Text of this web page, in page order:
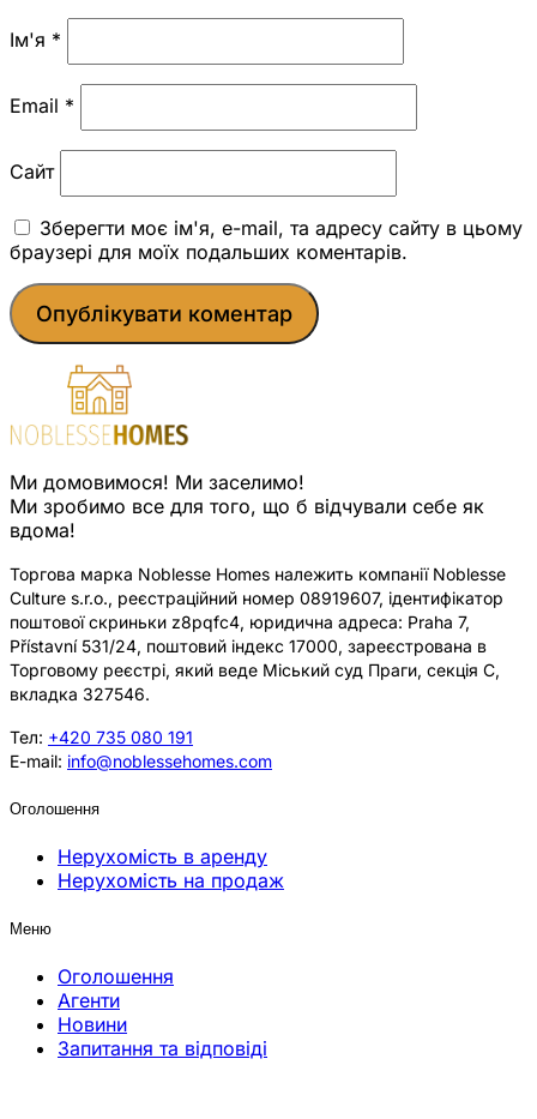
Ім'я *
Email *
Сайт
Зберегти моє ім'я, e-mail, та адресу сайту в цьому
браузері для моїх подальших коментарів.
Ми домовимося! Ми заселимо!
Ми зробимо все для того, що б відчували себе як
вдома!
Торгова марка Noblesse Homes належить компанії Noblesse
Culture s.r.o., реєстраційний номер 08919607, ідентифікатор
поштової скриньки z8pqfc4, юридична адреса: Praha 7,
Přístavní 531/24, поштовий індекс 17000, зареєстрована в
Торговому реєстрі, який веде Міський суд Праги, секція C,
вкладка 327546.
Тел: +420 735 080 191
E-mail: info@noblessehomes.com
Оголошення
Нерухомість в аренду
Нерухомість на продаж
Меню
Оголошення
Агенти
Новини
Запитання та відповіді